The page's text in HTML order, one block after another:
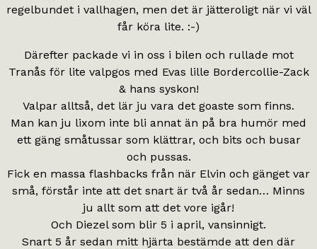
regelbundet i vallhagen, men det är jätteroligt när vi väl
får köra lite. :-)
Därefter packade vi in oss i bilen och rullade mot
Tranås för lite valpgos med Evas lille Bordercollie-Zack
& hans syskon!
Valpar alltså, det lär ju vara det goaste som finns.
Man kan ju lixom inte bli annat än på bra humör med
ett gäng småtussar som klättrar, och bits och busar
och pussas.
Fick en massa flashbacks från när Elvin och gänget var
små, förstår inte att det snart är två år sedan… Minns
ju allt som att det vore igår!
Och Diezel som blir 5 i april, vansinnigt.
Snart 5 år sedan mitt hjärta bestämde att den där